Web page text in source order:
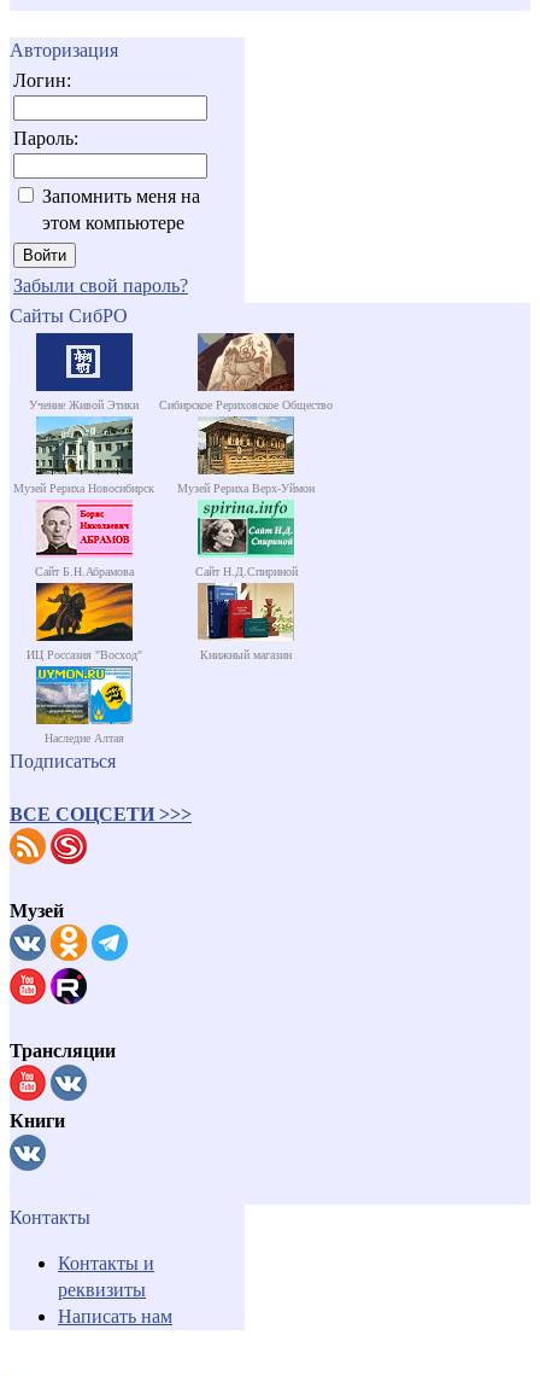
Авторизация
Логин:
Пароль:
Запомнить меня на
этом компьютере
Забыли свой пароль?
Сайты СибРО
Учение Живой Этики Сибирское Рериховское Общество
Музей Рериха Новосибирск Музей Рериха Верх-Уймон
Сайт Б.Н.Абрамова Сайт Н.Д.Спириной
ИЦ Россазия "Восход" Книжный магазин
Наследие Алтая
Подписаться
ВСЕ СОЦСЕТИ >>>
Музей
Трансляции
Книги
Контакты
Контакты и
реквизиты
Написать нам